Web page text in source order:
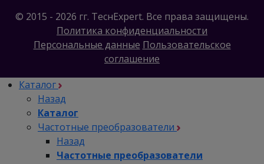
© 2015 - 2026 гг. ТеcнExpert. Все права защищены.
Политика конфиденциальности
Персональные данные Пользовательское
соглашение
Каталог
Назад
Каталог
Частотные преобразователи
Назад
Частотные преобразователи